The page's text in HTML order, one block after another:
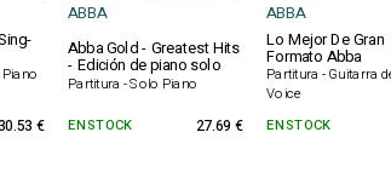
ABBA ABBA
Abba Gold - Greatest Hits
- Edición de piano solo
Partitura - Solo Piano
Lo Mejor De Gran
Formato Abba
Partitura - Guitarra
Voice
€ EN STOCK 27.69 € EN STOCK